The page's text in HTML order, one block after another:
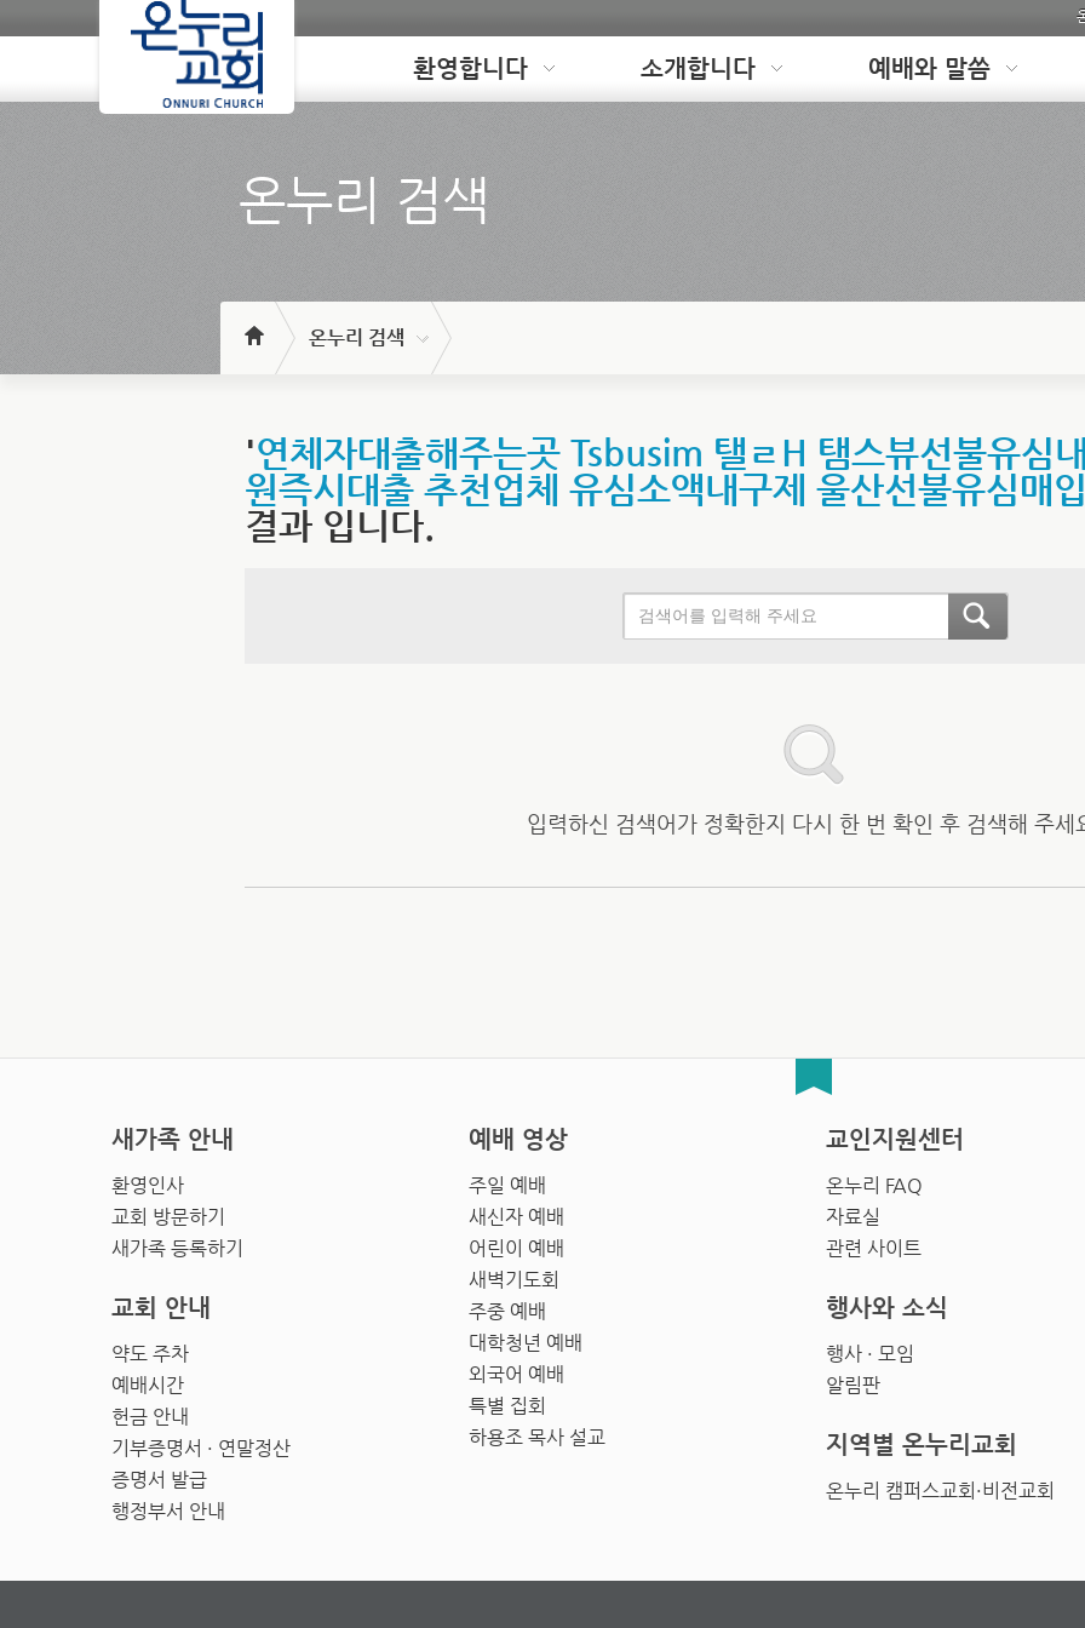
Loading 환영합니다 소개합니다 예배와 말씀
온누리 검색
온누리 검색
'연체자대출해주는곳 Tsbusim 탤ㄹH 탬스뷰선불유심
원즉시대출 추천업체 유심소액내구제 울산선불유심매
결과 입니다.
입력하신 검색어가 정확한지 다시 한 번 확인 후 검색해 주세
새가족 안내
환영인사
교회 방문하기
새가족 등록하기
예배 영상
주일 예배
새신자 예배
어린이 예배
새벽기도회
주중 예배
대학청년 예배
외국어 예배
특별 집회
하용조 목사 설교
교인지원센터
온누리 FAQ
자료실
관련 사이트
교회 안내
약도 주차
예배시간
헌금 안내
기부증명서 · 연말정산
증명서 발급
행정부서 안내
행사와 소식
행사 · 모임
알림판
지역별 온누리교회
온누리 캠퍼스교회·비전교회